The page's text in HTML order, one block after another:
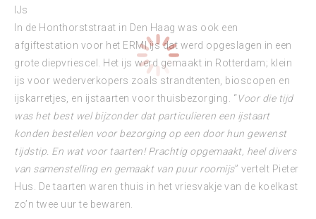
IJs
In de Honthorststraat in Den Haag was ook een
afgiftestation voor het ERMI ijs dat werd opgeslagen in een
grote diepvriescel. Het ijs werd gemaakt in Rotterdam; klein
ijs voor wederverkopers zoals strandtenten, bioscopen en
ijskarretjes, en ijstaarten voor thuisbezorging. “Voor die tijd
was het best wel bijzonder dat particulieren een ijstaart
konden bestellen voor bezorging op een door hun gewenst
tijdstip. En wat voor taarten! Prachtig opgemaakt, heel divers
van samenstelling en gemaakt van puur roomijs” vertelt Pieter
Hus. De taarten waren thuis in het vriesvakje van de koelkast
zo’n twee uur te bewaren.